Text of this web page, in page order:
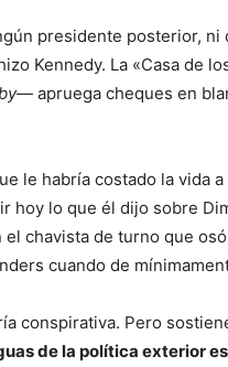
presidente posterior, ni
Kennedy. La «Casa de
— apruega cheques en
le habría costado la vida
hoy lo que él dijo sobre
chavista de turno que
cuando de
conspirativa. Pero
de la política exterior